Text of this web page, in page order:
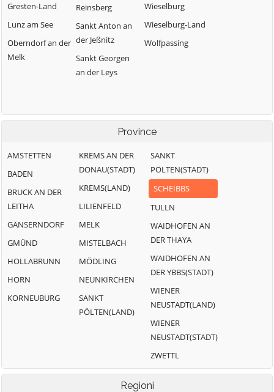
Gresten-Land
Lunz am See
Oberndorf an der
Melk
Reinsberg
Sankt Anton an
der Jeßnitz
Sankt Georgen
an der Leys
Wieselburg
Wieselburg-Land
Wolfpassing
Province
AMSTETTEN
BADEN
BRUCK AN DER
LEITHA
GÄNSERNDORF
GMÜND
HOLLABRUNN
HORN
KORNEUBURG
KREMS AN DER
DONAU(STADT)
KREMS(LAND)
LILIENFELD
MELK
MISTELBACH
MÖDLING
NEUNKIRCHEN
SANKT
PÖLTEN(LAND)
SANKT
PÖLTEN(STADT)
SCHEIBBS
TULLN
WAIDHOFEN AN
DER THAYA
WAIDHOFEN AN
DER YBBS(STADT)
WIENER
NEUSTADT(LAND)
WIENER
NEUSTADT(STADT)
ZWETTL
Regioni